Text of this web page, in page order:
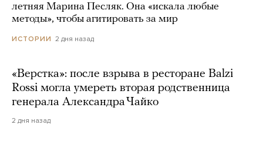
летняя Марина Песляк. Она «искала любые
методы», чтобы агитировать за мир
ИСТОРИИ 2 дня назад
«Верстка»: после взрыва в ресторане Balzi
Rossi могла умереть вторая родственница
генерала Александра Чайко
2 дня назад